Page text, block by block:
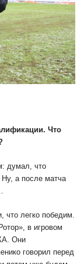
Что
думал, что
а после матча
что легко победим.
в игровом
Они
говорил перед